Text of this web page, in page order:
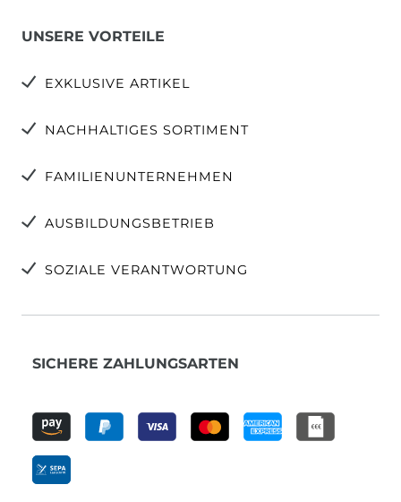
UNSERE VORTEILE
EXKLUSIVE ARTIKEL
NACHHALTIGES SORTIMENT
FAMILIENUNTERNEHMEN
AUSBILDUNGSBETRIEB
SOZIALE VERANTWORTUNG
SICHERE ZAHLUNGSARTEN